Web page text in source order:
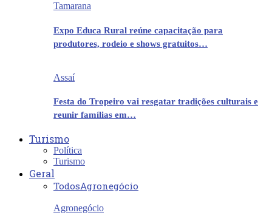
Tamarana
Expo Educa Rural reúne capacitação para
produtores, rodeio e shows gratuitos…
Assaí
Festa do Tropeiro vai resgatar tradições culturais e
reunir famílias em…
Turismo
Política
Turismo
Geral
TodosAgronegócio
Agronegócio